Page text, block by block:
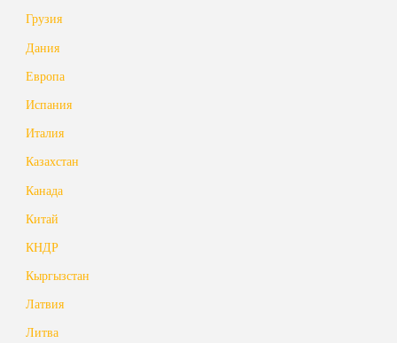
Грузия
Дания
Европа
Испания
Италия
Казахстан
Канада
Китай
КНДР
Кыргызстан
Латвия
Литва